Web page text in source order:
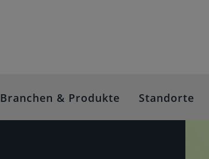
Branchen & Produkte Standorte